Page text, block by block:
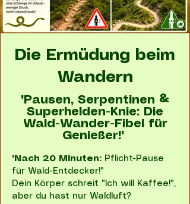
Die Ermüdung beim
Wandern
"Pausen, Serpentinen &
Superhelden-Knie: Die
Wald-Wander-Fibel für
Genießer!"
"Nach 20 Minuten: Pflicht-Pause
für Wald-Entdecker!"
Dein Körper schreit "Ich will Kaffee!",
aber du hast nur Waldluft?